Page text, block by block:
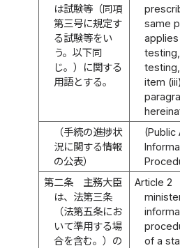
は試験等（同項
第三号に規定す
る試験等をい
う。以下同
じ。）に関する
用語とする。
same
item
（手続の進捗状
況に関する情報
の公表）
(Public
第二条
主務大臣
は、法第三条
（法第五条にお
いて準用する場
合を含む。）の
Article 2
of a